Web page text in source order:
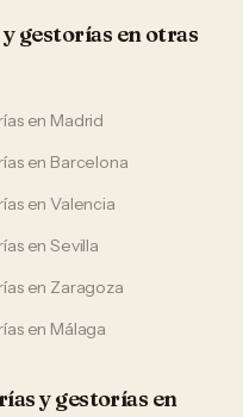
gestorías en otras
en Madrid
en Barcelona
enValencia
enSevilla
en Zaragoza
en Málaga
y gestorías en